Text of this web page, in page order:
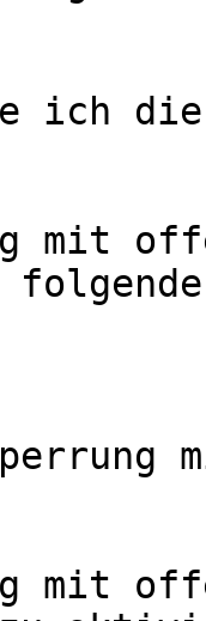
ich die
mit
mit